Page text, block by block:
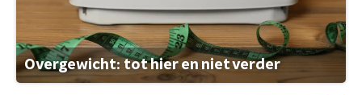
Overgewicht: tot hier en niet verder